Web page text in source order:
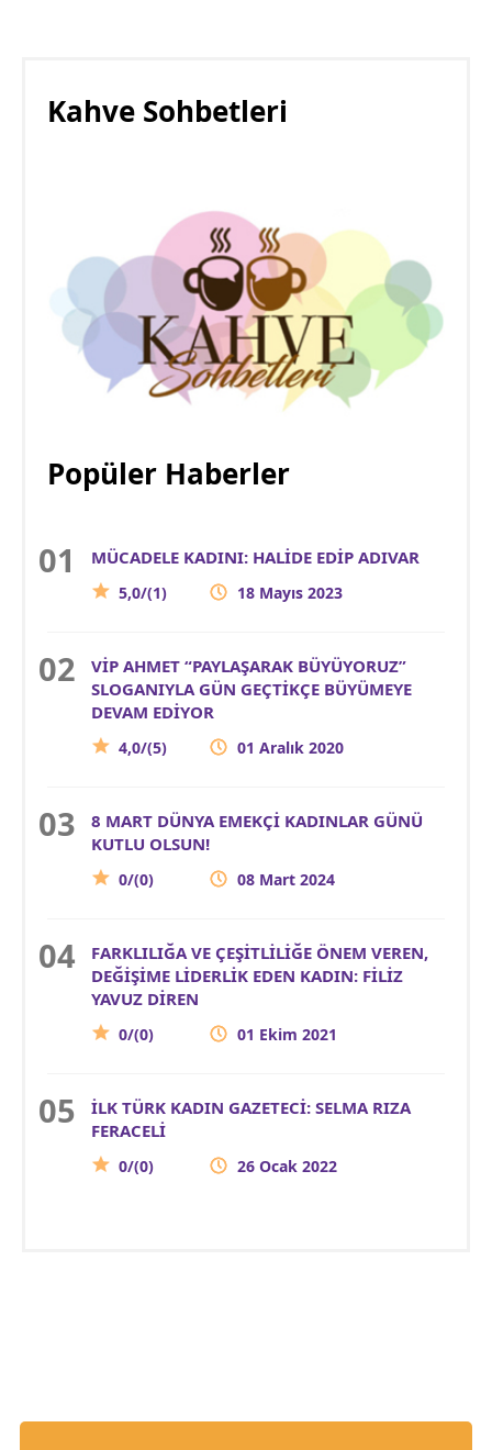
Kahve Sohbetleri
Popüler Haberler
MÜCADELE KADINI: HALİDE EDİP ADIVAR
5,0/(1) 18 Mayıs 2023
VİP AHMET “PAYLAŞARAK BÜYÜYORUZ”
SLOGANIYLA GÜN GEÇTİKÇE BÜYÜMEYE
DEVAM EDİYOR
4,0/(5) 01 Aralık 2020
8 MART DÜNYA EMEKÇİ KADINLAR GÜNÜ
KUTLU OLSUN!
0/(0) 08 Mart 2024
FARKLILIĞA VE ÇEŞİTLİLİĞE ÖNEM VEREN,
DEĞİŞİME LİDERLİK EDEN KADIN: FİLİZ
YAVUZ DİREN
0/(0) 01 Ekim 2021
İLK TÜRK KADIN GAZETECİ: SELMA RIZA
FERACELİ
0/(0) 26 Ocak 2022